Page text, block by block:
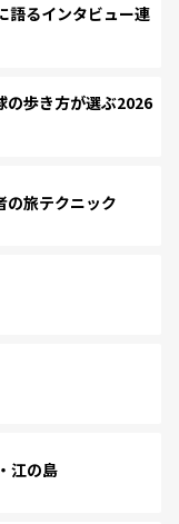
語るインタビュー連
の歩き方が選ぶ2026
の旅テクニック
江の島